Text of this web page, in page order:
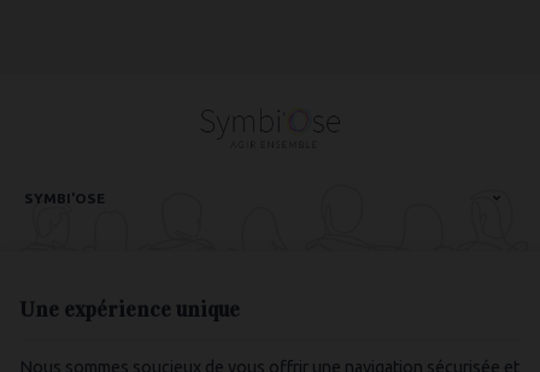
SUIVEZ-NOUS
SYMBI'OSE
Une expérience unique
Nous sommes soucieux de vous offrir une navigation sécurisée et